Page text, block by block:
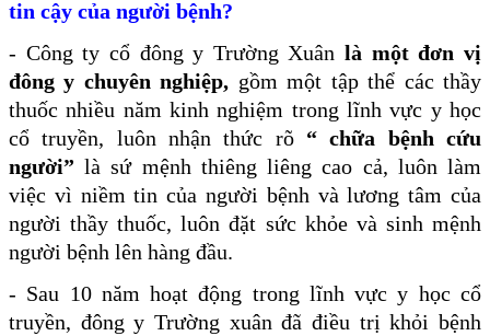
tin cậy của người bệnh?
- Công ty cổ đông y Trường Xuânlà một đơn vị
đông y chuyên nghiệp, gồm một tập thể các thầy
thuốc nhiều năm kinh nghiệm trong lĩnh vực y học
cổ truyền, luôn nhận thức rõ “ chữa bệnh cứu
người” là sứ mệnh thiêng liêng cao cả, luôn làm
việc vì niềm tin của người bệnh và lương tâm của
người thầy thuốc, luôn đặt sức khỏe và sinh mệnh
người bệnh lên hàng đầu.
- Sau 10 năm hoạt động trong lĩnh vực y học cổ
truyền, đông y Trường xuân đã điều trị khỏi bệnh